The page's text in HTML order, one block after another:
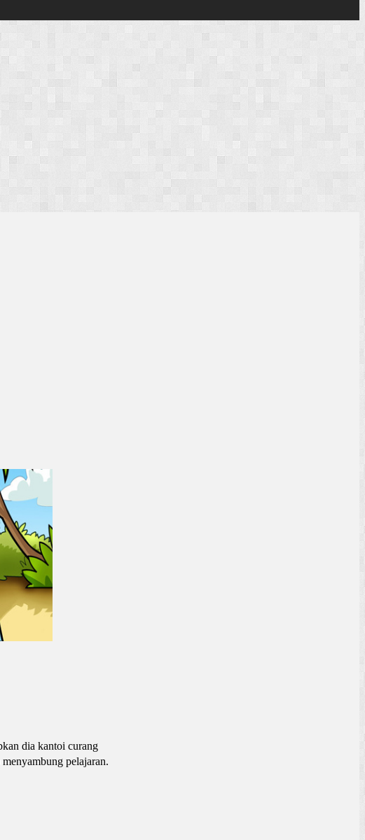
dia kantoi curang
pelajaran.